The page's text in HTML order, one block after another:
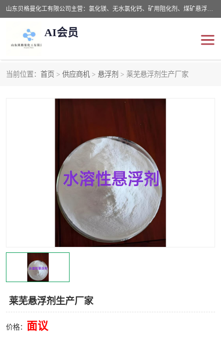
山东贝格曼化工有限公司主营：氯化镁、无水氯化钙、矿用阻化剂、煤矿悬浮剂、道路抑尘剂、氢氧化镁，防灭火剂等，公司位于山东省潍坊市滨海经济开发区,是专业从事对各种精细化工集研究、开发、制造于一体的现代化大型跨境化工企业，公司本着诚信经营、给每一位客户提供专业服务。
AI会员
当前位置： 首页 > 供应商机 > 悬浮剂 > 莱芜悬浮剂生产厂家
莱芜悬浮剂生产厂家
价格： 面议